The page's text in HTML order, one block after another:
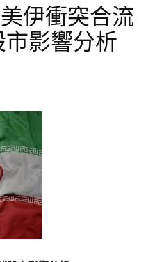
伊衝突合流
影響分析